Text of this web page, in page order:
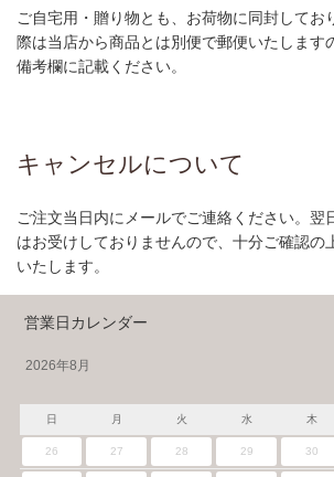
ご自宅用・贈り物とも、お荷物に同封してお
際は当店から商品とは別便で郵便いたします
備考欄に記載ください。
キャンセルについて
ご注文当日内にメールでご連絡ください。翌
はお受けしておりませんので、十分ご確認の
いたします。
営業日カレンダー
2026年8月
日 月 火 水 木
26 27 28 29 30